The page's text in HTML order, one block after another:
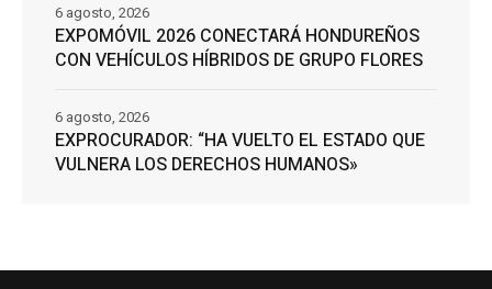
EXPOMÓVIL 2026 CONECTARÁ HONDUREÑOS
CON VEHÍCULOS HÍBRIDOS DE GRUPO FLORES
6 agosto, 2026
EXPROCURADOR: “HA VUELTO EL ESTADO QUE
VULNERA LOS DERECHOS HUMANOS»
6 agosto, 2026